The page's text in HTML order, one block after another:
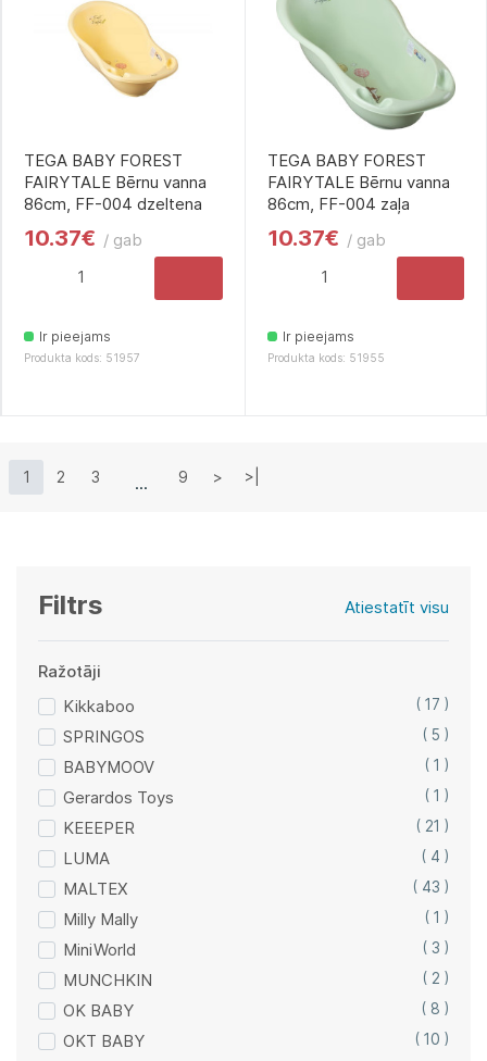
Filtrs Atiestatīt visu
Ražotāji
Kikkaboo
( 17 )
SPRINGOS ( 5 )
BABYMOOV ( 1 )
Gerardos Toys ( 1 )
KEEEPER ( 21 )
LUMA ( 4 )
MALTEX ( 43 )
Milly Mally ( 1 )
MiniWorld ( 3 )
MUNCHKIN ( 2 )
OK BABY ( 8 )
OKT BABY ( 10 )
TEGA BABY FOREST
FAIRYTALE Bērnu vanna
86cm, FF-004 dzeltena
10.37€ / gab
Ir pieejams
Produkta kods: 51957
TEGA BABY FOREST
FAIRYTALE Bērnu vanna
86cm, FF-004 zaļa
10.37€ / gab
Ir pieejams
Produkta kods: 51955
1 2 3 9 > >|